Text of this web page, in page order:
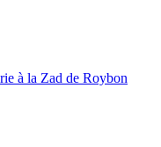
à la Zad de Roybon